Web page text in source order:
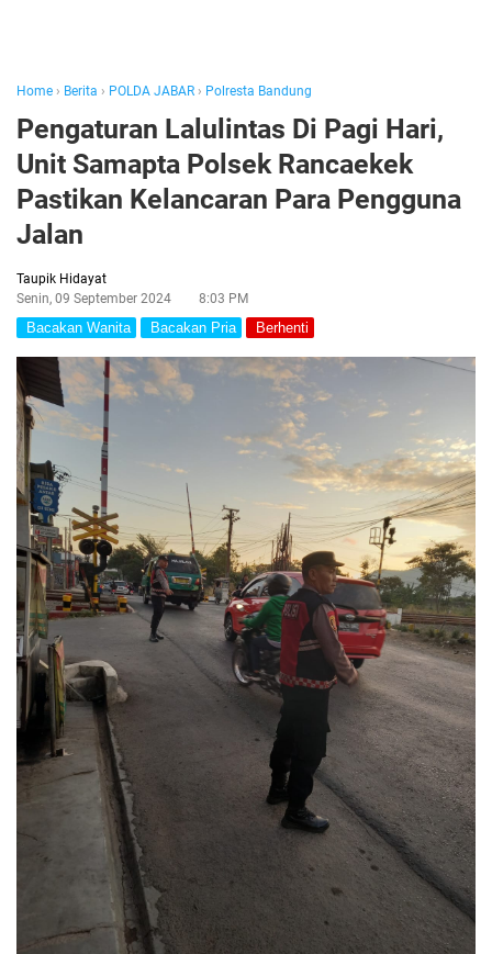
Home › Berita › POLDA JABAR › Polresta Bandung
Pengaturan Lalulintas Di Pagi Hari,
Unit Samapta Polsek Rancaekek
Pastikan Kelancaran Para Pengguna
Jalan
Taupik Hidayat
Senin, 09 September 2024
8:03 PM
Bacakan Wanita Bacakan Pria Berhenti